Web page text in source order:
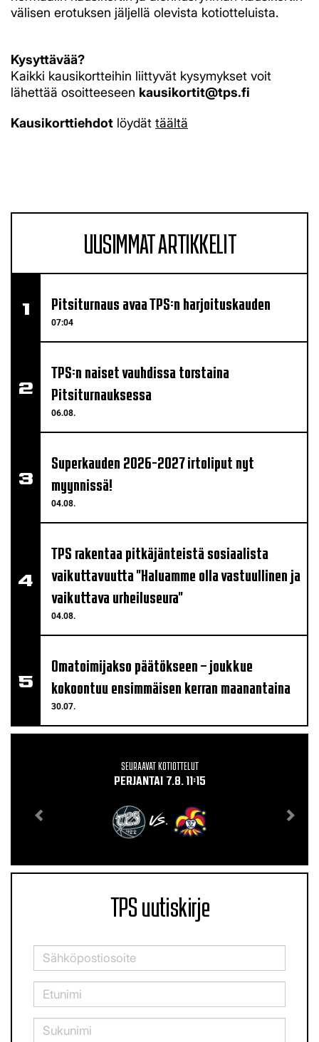
välisen erotuksen jäljellä olevista kotiotteluista.
Kysyttävää?
Kaikki kausikortteihin liittyvät kysymykset voit
lähettää osoitteeseen kausikortit@tps.fi
Kausikorttiehdot löydät täältä
UUSIMMAT ARTIKKELIT
07:04
Pitsiturnaus avaa TPS:n harjoituskauden
06.08.
TPS:n naiset vauhdissa torstaina
Pitsiturnauksessa
04.08.
Superkauden 2026-2027 irtoliput nyt
myynnissä!
04.08.
TPS rakentaa pitkäjänteistä sosiaalista
vaikuttavuutta "Haluamme olla vastuullinen ja
vaikuttava urheiluseura"
30.07.
Omatoimijakso päätökseen – joukkue
kokoontuu ensimmäisen kerran maanantaina
SEURAAVAT KOTIOTTELUT
PERJANTAI 7.8. 11:15
VS.
TPS uutiskirje